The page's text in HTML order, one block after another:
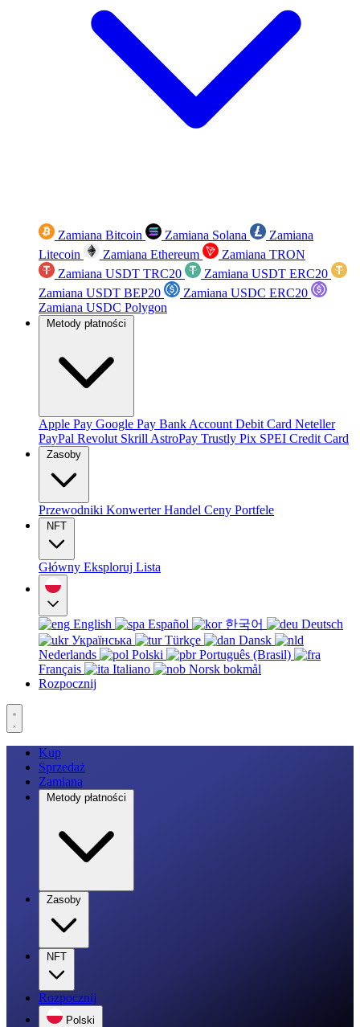
Zamiana Bitcoin Zamiana Solana
Zamiana
Litecoin
Zamiana Ethereum
Zamiana TRON
Zamiana USDT TRC20
Zamiana USDT ERC20
Zamiana USDT BEP20
Zamiana USDC ERC20
Zamiana USDC Polygon
Metody płatności
Apple Pay Google Pay Bank Account Debit Card Neteller
PayPal Revolut Skrill AstroPay Trustly Pix SPEI Credit Card
Zasoby
Przewodniki KonwerterHandel Ceny Portfele
NFT
Główny Eksploruj Lista
English Español 한국어
Deutsch
Українська
Türkçe
Dansk
Nederlands
Polski
Português (Brasil)
Français
Italiano
Norsk bokmål
Rozpocznij
Kup
Sprzedaż
Zamiana
Metody płatności
Zasoby
NFT
Rozpocznij
Polski